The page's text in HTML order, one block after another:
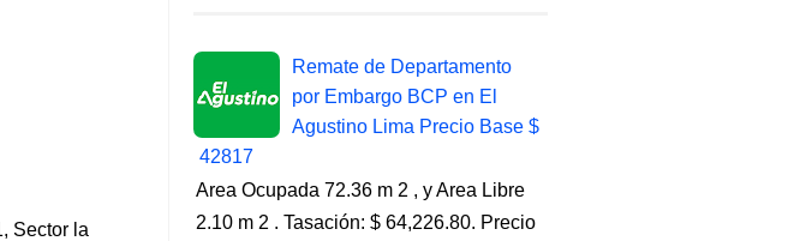
Sector la
Remate de Departamento
por Embargo BCP en El
Agustino Lima Precio Base $
42817
Area Ocupada 72.36 m 2 , y Area Libre
2.10 m 2 . Tasación: $ 64,226.80. Precio